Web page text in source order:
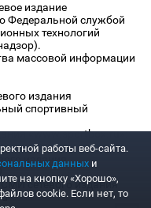
издание
Федеральной службой
технологий
массовой информации
издания
спортивный
«www.sportbox.ru»:
издания
сетевого издания
работы веб-сайта.
данных и
на кнопку «Хорошо»,
cookie. Если нет, то